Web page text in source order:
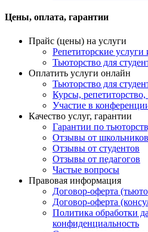
Цены, оплата, гарантии
Прайс (цены) на услуги
Репетиторские услуги
Тьюторство для
Оплатить услуги онлайн
Тьюторство для
Курсы, репетиторство,
Участие в
Качество услуг, гарантии
Гарантии по
Отзывы от школьников
Отзывы от студентов
Отзывы от педагогов
Частые вопросы
Правовая информация
Договор-оферта
Договор-оферта
Политика обработки
конфиденциальность